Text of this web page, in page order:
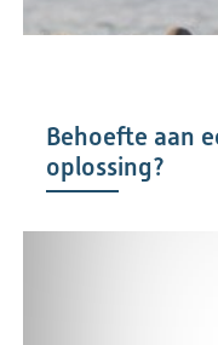
Behoefte aan
oplossing?